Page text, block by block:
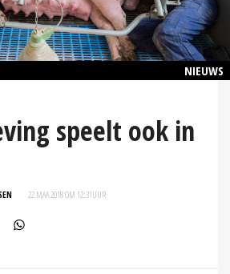
NIEUWS
speelt ook in
22 MAA 2018 OM 12:31UUR